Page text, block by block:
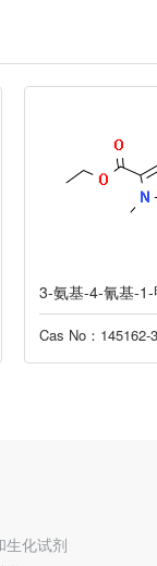
3-氨基-4-氰基-1-甲基-1H-吡咯-2-羧酸乙酯
145162-36-3
生化试剂